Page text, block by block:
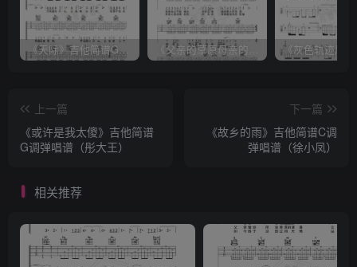
上一篇
《或许是我太傻》吉他简谱
G调弹唱谱（彤大王）
下一篇
《故乡的雨》吉他简谱C调
弹唱谱（徐小凤）
相关推荐